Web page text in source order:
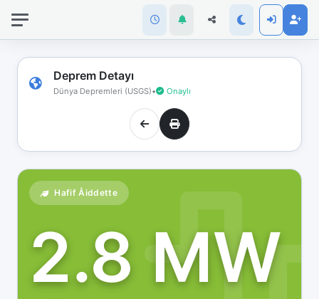
Deprem Detayı
Dünya Depremleri (USGS)• Onaylı
Hafif Åiddette
2.8 MW
bağlantınız
koptu!
Çevrimdışı
moddasınız.